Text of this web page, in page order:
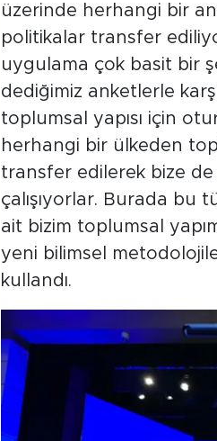
üzerinde herhangi bir
politikalar transfer
uygulama çok basit bir
dediğimiz anketlerle
toplumsal yapısı için
herhangi bir ülkeden
transfer edilerek bize de
çalışıyorlar. Burada bu
ait bizim toplumsal
yeni bilimsel
kullandı.